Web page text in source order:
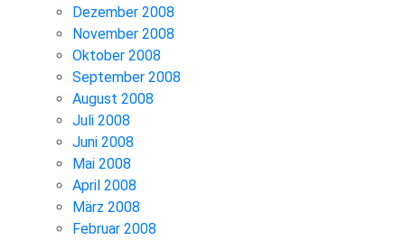
Dezember 2008
November 2008
Oktober 2008
September 2008
August 2008
Juli 2008
Juni 2008
Mai 2008
April 2008
März 2008
Februar 2008